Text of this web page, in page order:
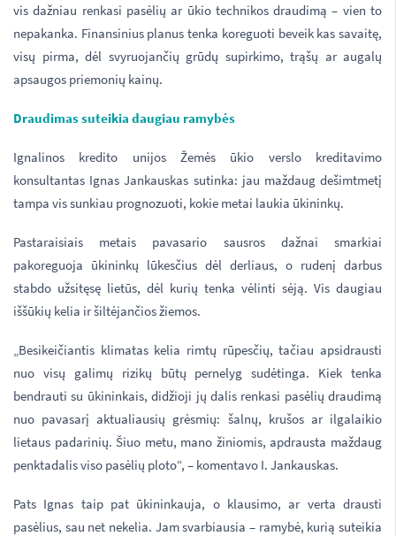
vis dažniau renkasi pasėlių ar ūkio technikos draudimą – vien to
nepakanka. Finansinius planus tenka koreguoti beveik kas savaitę,
visų pirma, dėl svyruojančių grūdų supirkimo, trąšų ar augalų
apsaugos priemonių kainų.
Draudimas suteikia daugiau ramybės
Ignalinos kredito unijos Žemės ūkio verslo kreditavimo
konsultantas Ignas Jankauskas sutinka: jau maždaug dešimtmetį
tampa vis sunkiau prognozuoti, kokie metai laukia ūkininkų.
Pastaraisiais metais pavasario sausros dažnai smarkiai
pakoreguoja ūkininkų lūkesčius dėl derliaus, o rudenį darbus
stabdo užsitęsę lietūs, dėl kurių tenka vėlinti sėją. Vis daugiau
iššūkių kelia ir šiltėjančios žiemos.
„Besikeičiantis klimatas kelia rimtų rūpesčių, tačiau apsidrausti
nuo visų galimų rizikų būtų pernelyg sudėtinga. Kiek tenka
bendrauti su ūkininkais, didžioji jų dalis renkasi pasėlių draudimą
nuo pavasarį aktualiausių grėsmių: šalnų, krušos ar ilgalaikio
lietaus padarinių. Šiuo metu, mano žiniomis, apdrausta maždaug
penktadalis viso pasėlių ploto“, – komentavo I. Jankauskas.
Pats Ignas taip pat ūkininkauja, o klausimo, ar verta drausti
pasėlius, sau net nekelia. Jam svarbiausia – ramybė, kurią suteikia